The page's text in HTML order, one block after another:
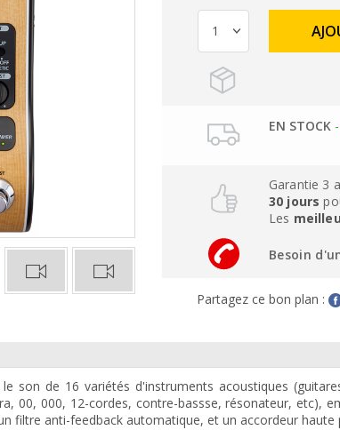
EN STOCK-
Garantie 3
30 jours
Les
Besoin
Partagez ce bon plan :
son de 16 variétés d'instruments acoustiques
00, 000, 12-cordes, contre-bassse, résonateur, etc),
filtre anti-feedback automatique, et un accordeur haute